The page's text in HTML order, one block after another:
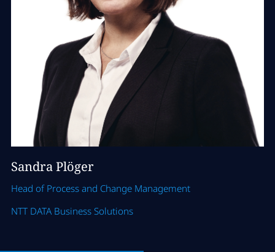
Sandra Plöger
Head of Process and Change Management
NTT DATA Business Solutions